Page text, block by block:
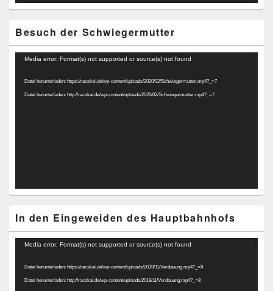
Besuch der Schwiegermutter
Video-
Media error: Format(s) not supported or source(s) not found
Datei herunterladen: https://racskai.de/wp-content/uploads/2020/02/Schwiegermutter.mp4?_=7
Datei herunterladen: http://racskai.de/wp-content/uploads/2020/02/Schwiegermutter.mp4?_=7
In den Eingeweiden des Hauptbahnhofs
Video-
Media error: Format(s) not supported or source(s) not found
Datei herunterladen: https://racskai.de/wp-content/uploads/2019/11/Verdauung.mp4?_=8
Datei herunterladen: http://racskai.de/wp-content/uploads/2019/11/Verdauung.mp4?_=8